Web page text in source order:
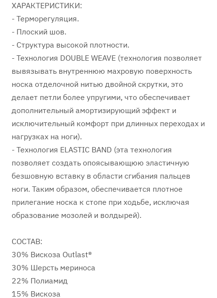
ХАРАКТЕРИСТИКИ:
- Терморегуляция.
- Плоский шов.
- Структура высокой плотности.
- Технология DOUBLE WEAVE (технология позволяет
вывязывать внутреннюю махровую поверхность
носка отделочной нитью двойной скрутки, это
делает петли более упругими, что обеспечивает
дополнительный амортизирующий эффект и
исключительный комфорт при длинных переходах и
нагрузках на ноги).
- Технология ELASTIC BAND (эта технология
позволяет создать опоясывающюю эластичную
безшовную вставку в области сгибания пальцев
ноги. Таким образом, обеспечивается плотное
прилегание носка к стопе при ходьбе, исключая
образование мозолей и волдырей).
СОСТАВ:
30% Вискоза Outlast®
30% Шерсть мериноса
22% Полиамид
15% Вискоза